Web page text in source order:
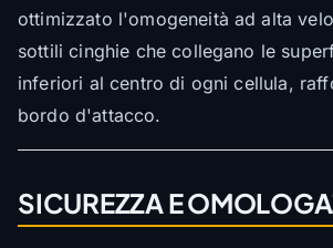
ottimizzato l'omogeneità ad alta
sottili cinghie che collegano le
inferiori al centro di ogni cellula,
bordo d'attacco.
SICUREZZA E